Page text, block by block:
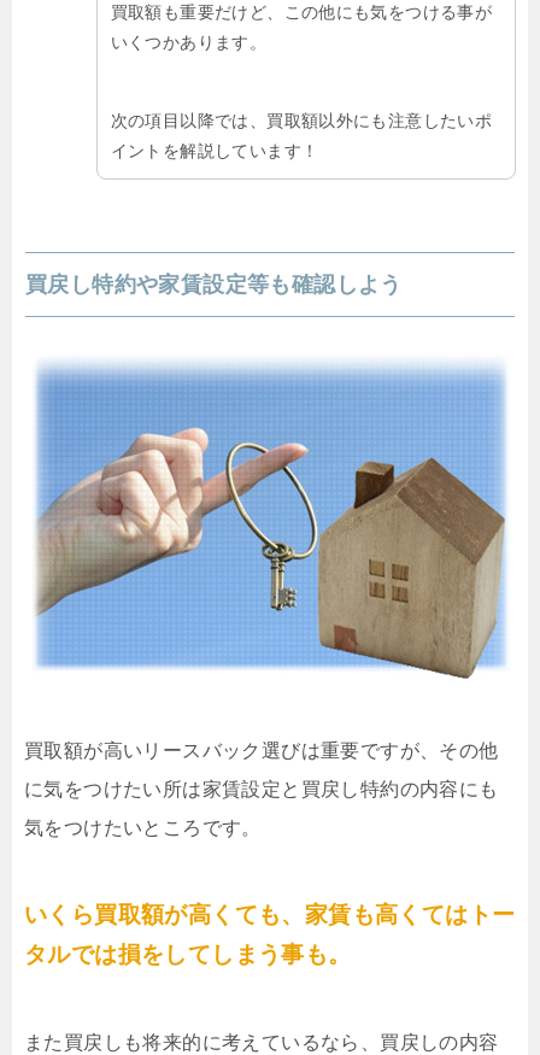
買取額も重要だけど、この他にも気をつける事が
いくつかあります。
次の項目以降では、買取額以外にも注意したいポ
イントを解説しています！
買戻し特約や家賃設定等も確認しよう
買取額が高いリースバック選びは重要ですが、その他
に気をつけたい所は家賃設定と買戻し特約の内容にも
気をつけたいところです。
いくら買取額が高くても、家賃も高くてはトー
タルでは損をしてしまう事も。
また買戻しも将来的に考えているなら、買戻しの内容